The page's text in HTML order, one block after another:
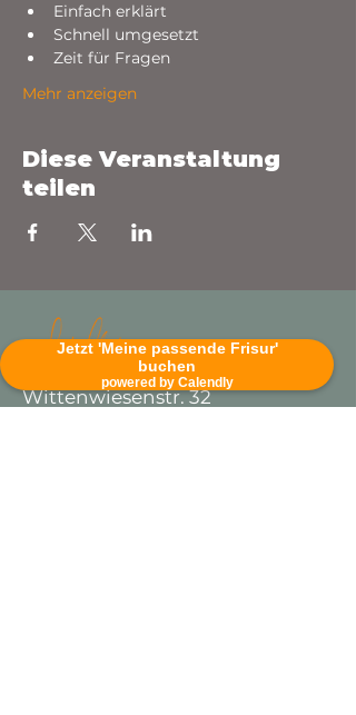
Jetzt 'Meine passende Frisur'
buchen
powered by Calendly
Einfach erklärt
Schnell umgesetzt
Zeit für Fragen
Mehr anzeigen
Diese Veranstaltung
teilen
Wittenwiesenstr. 32